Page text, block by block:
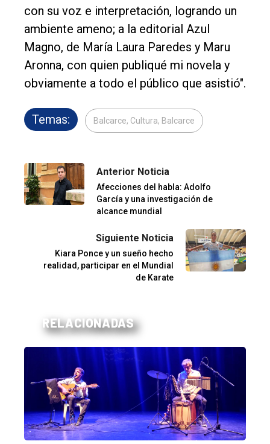
con su voz e interpretación, logrando un
ambiente ameno; a la editorial Azul
Magno, de María Laura Paredes y Maru
Aronna, con quien publiqué mi novela y
obviamente a todo el público que asistió".
Temas: Balcarce, Cultura, Balcarce
Anterior Noticia
Afecciones del habla: Adolfo
García y una investigación de
alcance mundial
Siguiente Noticia
Kiara Ponce y un sueño hecho
realidad, participar en el Mundial
de Karate
RELACIONADAS